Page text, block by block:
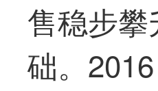
售稳步
础。